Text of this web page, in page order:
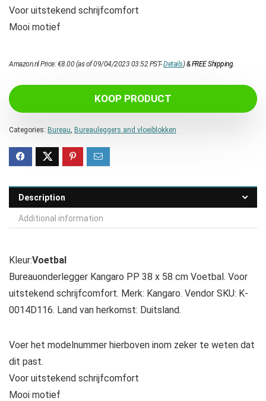
Voor uitstekend schrijfcomfort
Mooi motief
Amazon.nl Price:€8.00(as of 09/04/2023 03:52 PST-Details)&FREE Shipping.
KOOP PRODUCT
Categories: Bureau Bureauleggers and vloeiblokken
Description
Additional information
Kleur:Voetbal
Bureauonderlegger Kangaro PP 38 x 58 cm Voetbal. Voor
uitstekend schrijfcomfort. Merk: Kangaro. Vendor SKU: K-
0014D116. Land van herkomst: Duitsland.
Voer het modelnummer hierboven inom zeker te weten dat
dit past.
Voor uitstekend schrijfcomfort
Mooi motief